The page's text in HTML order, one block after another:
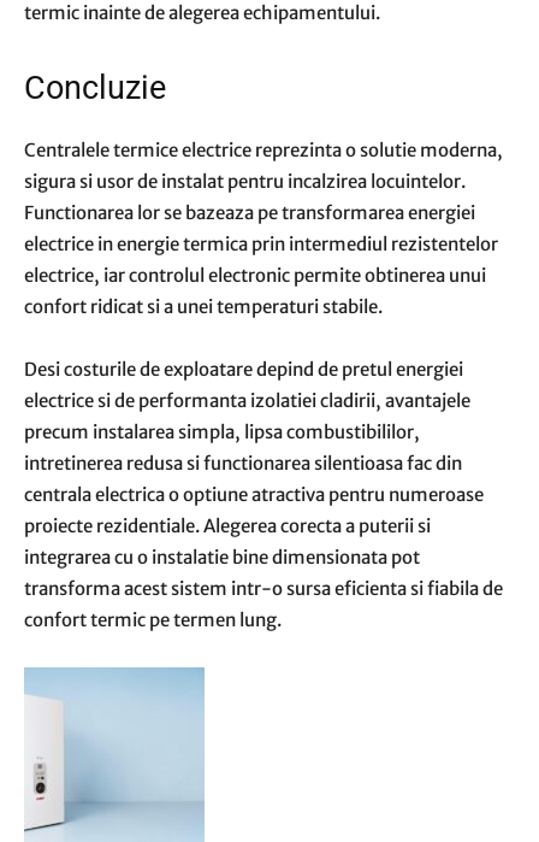
termic inainte de alegerea echipamentului.
Concluzie
Centralele termice electrice reprezinta o solutie moderna,
sigura si usor de instalat pentru incalzirea locuintelor.
Functionarea lor se bazeaza pe transformarea energiei
electrice in energie termica prin intermediul rezistentelor
electrice, iar controlul electronic permite obtinerea unui
confort ridicat si a unei temperaturi stabile.
Desi costurile de exploatare depind de pretul energiei
electrice si de performanta izolatiei cladirii, avantajele
precum instalarea simpla, lipsa combustibililor,
intretinerea redusa si functionarea silentioasa fac din
centrala electrica o optiune atractiva pentru numeroase
proiecte rezidentiale. Alegerea corecta a puterii si
integrarea cu o instalatie bine dimensionata pot
transforma acest sistem intr-o sursa eficienta si fiabila de
confort termic pe termen lung.